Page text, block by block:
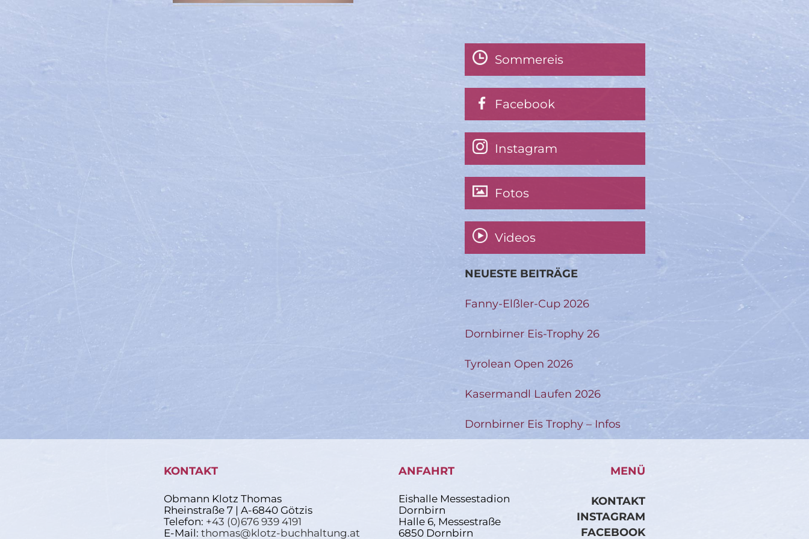
Sommereis
Facebook
Instagram
Fotos
Videos
NEUESTE BEITRÄGE
Fanny-Elßler-Cup 2026
Dornbirner Eis-Trophy 26
Tyrolean Open 2026
Kasermandl Laufen 2026
Dornbirner Eis Trophy – Infos
KONTAKT
Obmann Klotz Thomas
Rheinstraße 7 | A-6840 Götzis
Telefon: +43 (0)676 939 4191
E-Mail: thomas@klotz-buchhaltung.at
ANFAHRT
Eishalle Messestadion
Dornbirn
Halle 6, Messestraße
6850 Dornbirn
MENÜ
KONTAKT
INSTAGRAM
FACEBOOK